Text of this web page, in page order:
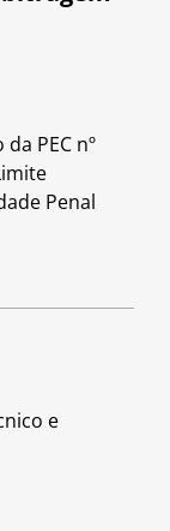
PEC nº
Penal
e